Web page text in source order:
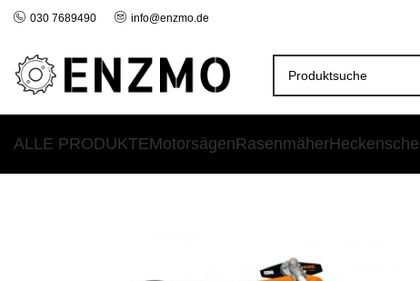
030 7689490 info@enzmo.de
ALLE PRODUKTEMotorsägenRasenmäher